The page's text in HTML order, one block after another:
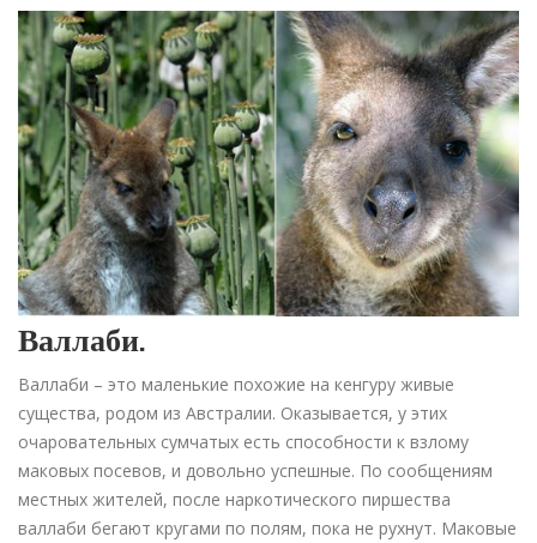
Валлаби.
Валлаби – это маленькие похожие на кенгуру живые
существа, родом из Австралии. Оказывается, у этих
очаровательных сумчатых есть способности к взлому
маковых посевов, и довольно успешные. По сообщениям
местных жителей, после наркотического пиршества
валлаби бегают кругами по полям, пока не рухнут. Маковые